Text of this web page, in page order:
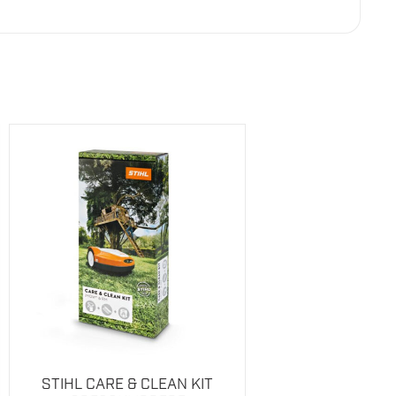
gressklipperens bøyle uten verktøy, eller
armene dine ved gressklipping, siden vibrasjonene
og uten vippebevegelse.
viser gjeldende høyde. Den sentrale
STIHL CARE & CLEAN KIT